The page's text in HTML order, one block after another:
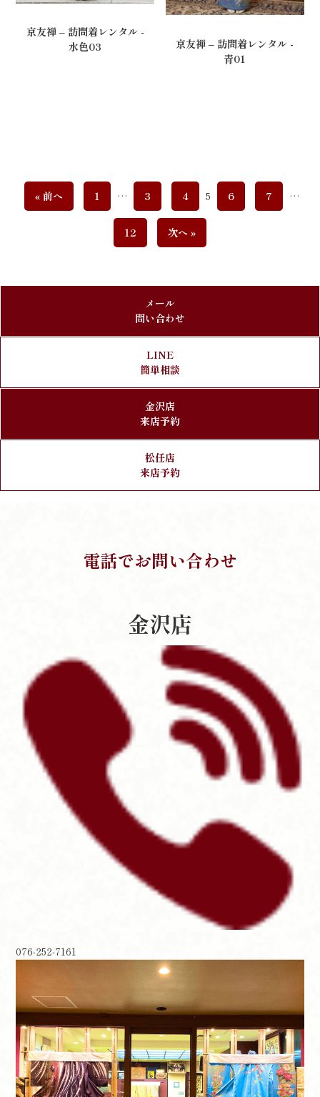
京友禅 – 訪問着レンタル -
水色03
京友禅 – 訪問着レンタル -
青01
« 前へ 1 … 3 4 5 6 7 …
12 次へ »
メール
問い合わせ
LINE
簡単相談
金沢店
来店予約
松任店
来店予約
電話でお問い合わせ
金沢店
076-252-7161